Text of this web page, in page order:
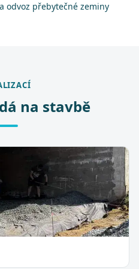
odvoz přebytečné zeminy
na stavbě